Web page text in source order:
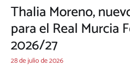
Thalia Moreno,
para el Real Murcia
2026/27
28 de julio de 2026